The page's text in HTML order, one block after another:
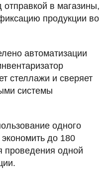
отправкой в магазины,
продукции во
автоматизации
стеллажи и сверяет
системы
одного
экономить до 180
проведения одной